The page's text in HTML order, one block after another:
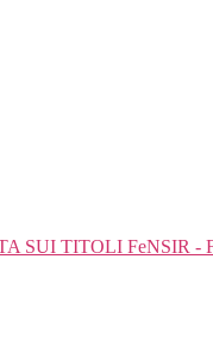
SUI TITOLI FeNSIR